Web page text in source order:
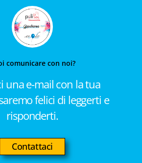
comunicare con noi?
una e-mail con la tua
felici di leggerti e
risponderti.
Contattaci